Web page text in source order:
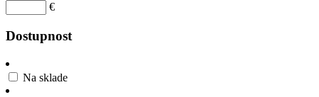
€
Dostupnost
Na sklade